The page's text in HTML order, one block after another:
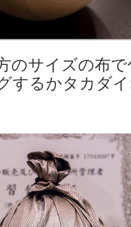
のサイズの布
するかタカダ